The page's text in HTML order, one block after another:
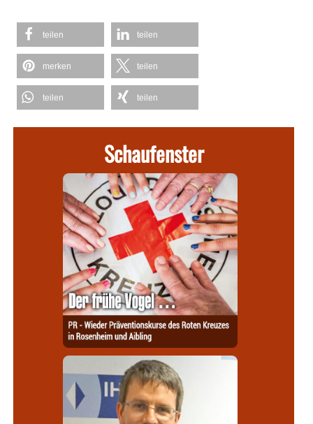
teilen teilen
merken teilen
teilen teilen
Schaufenster